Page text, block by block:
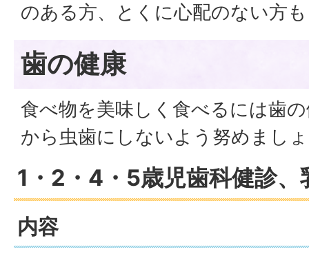
のある方、とくに心配のない方
歯の健康
食べ物を美味しく食べるには歯
から虫歯にしないよう努めまし
1・2・4・5歳児歯科健診、
内容